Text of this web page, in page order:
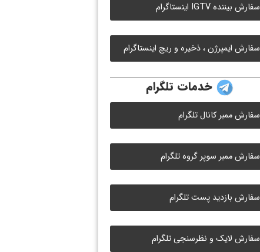
سفارش بیننده IGTV اینستاگرام
سفارش ایمپرژن ، ذخیره و ریچ اینستاگرام
خدمات تلگرام
سفارش ممبر کانال تلگرام
سفارش ممبر سوپر گروه تلگرام
سفارش بازدید پست تلگرام
سفارش لایک و نظرسنجی تلگرام